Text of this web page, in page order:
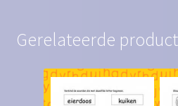
Gerelateerde